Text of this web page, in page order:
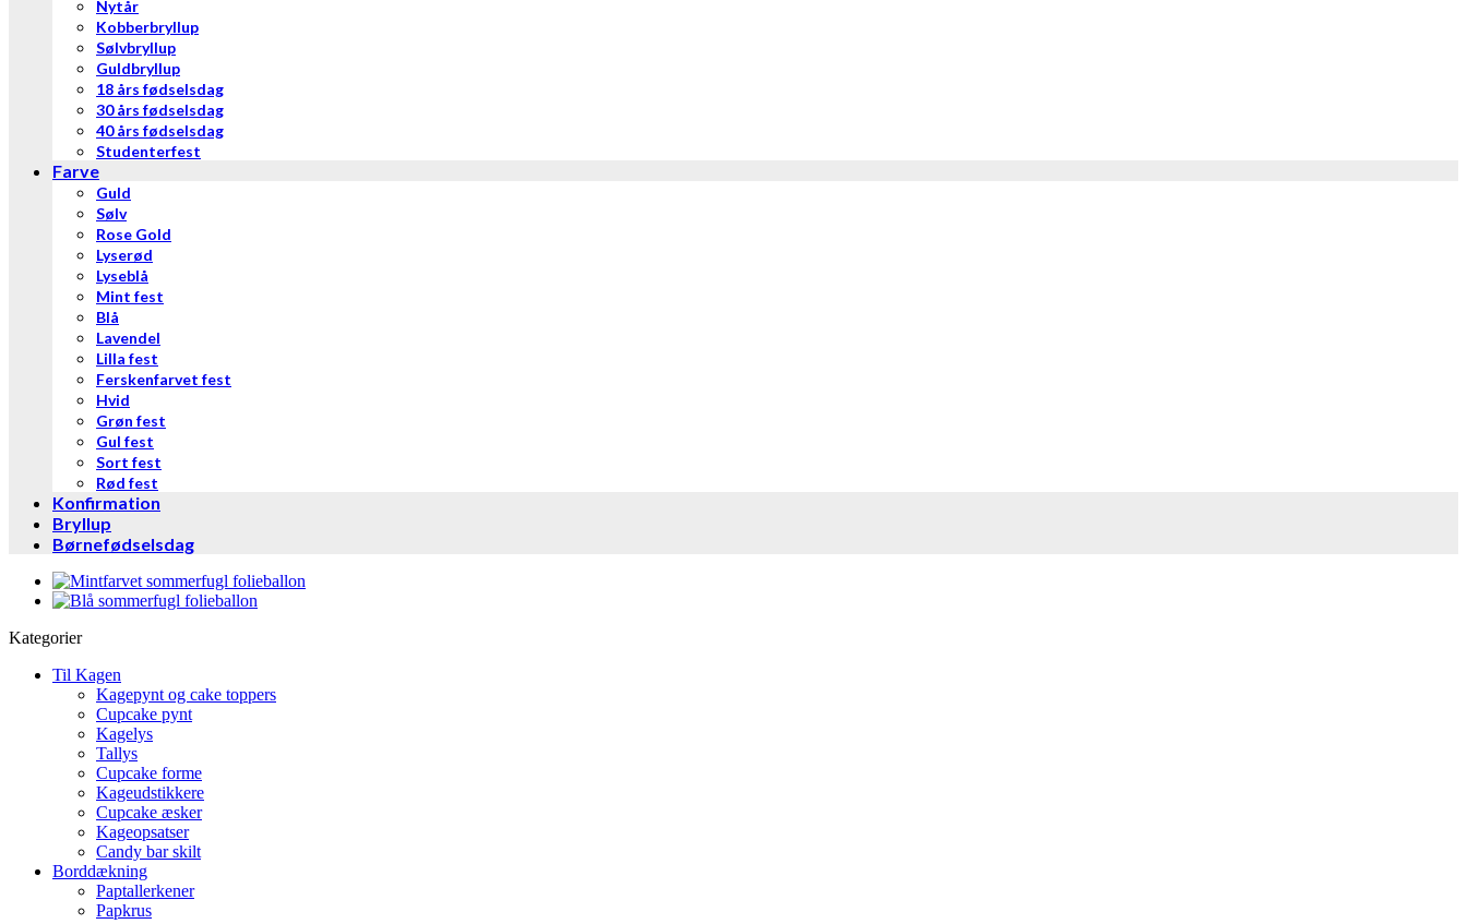
Nytår
Kobberbryllup
Sølvbryllup
Guldbryllup
18 års fødselsdag
30 års fødselsdag
40 års fødselsdag
Studenterfest
Farve
Guld
Sølv
Rose Gold
Lyserød
Lyseblå
Mint fest
Blå
Lavendel
Lilla fest
Ferskenfarvet fest
Hvid
Grøn fest
Gul fest
Sort fest
Rød fest
Konfirmation
Bryllup
Børnefødselsdag
Kategorier
Til Kagen
Kagepynt og cake toppers
Cupcake pynt
Kagelys
Tallys
Cupcake forme
Kageudstikkere
Cupcake æsker
Kageopsatser
Candy bar skilt
Borddækning
Paptallerkener
Papkrus